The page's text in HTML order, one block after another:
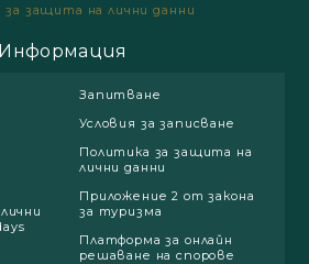
за защита на лични данни
Информация
Запитване
Условия за записване
Политика за защита на
лични данни
Приложение 2 от закона
за туризма
Платформа за онлайн
решаване на спорове